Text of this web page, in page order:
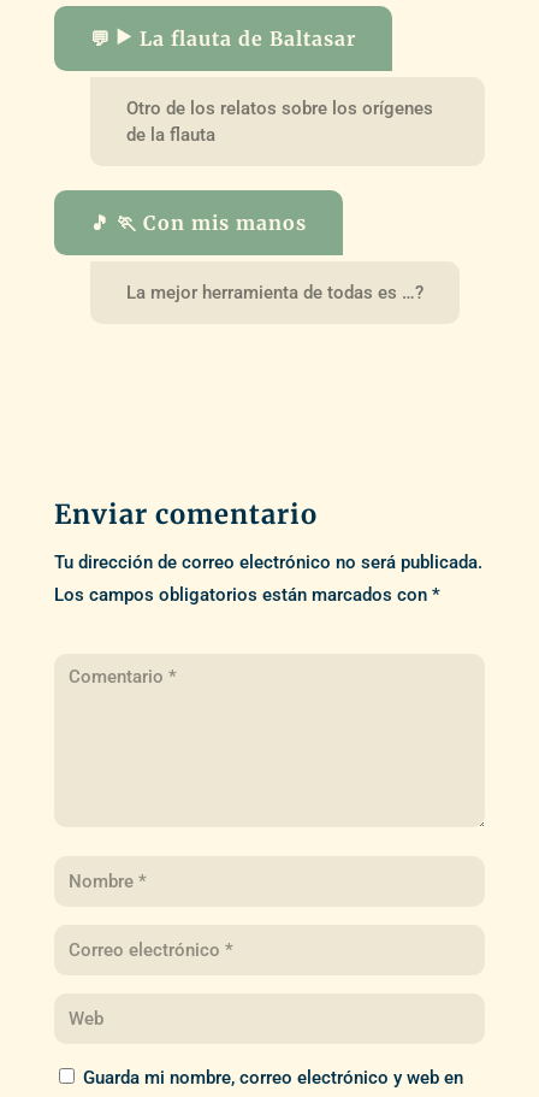
💬 ▶️ La flauta de Baltasar
Otro de los relatos sobre los orígenes
de la flauta
🎵 🏃 Con mis manos
La mejor herramienta de todas es …?
Enviar comentario
Tu dirección de correo electrónico no será publicada.
Los campos obligatorios están marcados con *
Guarda mi nombre, correo electrónico y web en